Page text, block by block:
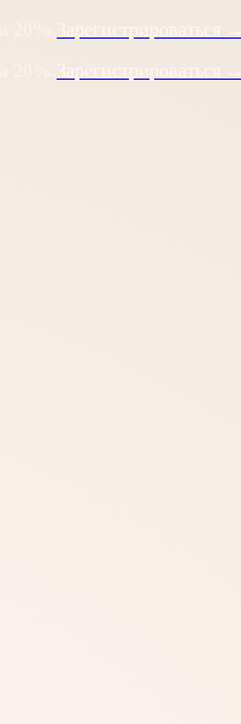
Зарегистрироваться →
Зарегистрироваться →